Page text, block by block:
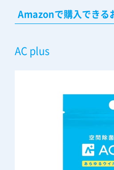
Amazonで購入できる
AC plus